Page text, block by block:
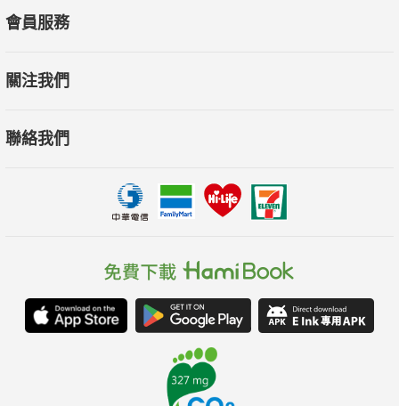
會員服務
關注我們
聯絡我們